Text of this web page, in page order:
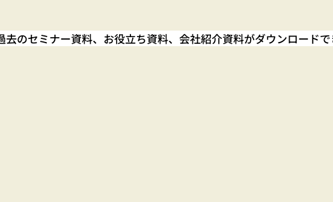
去のセミナー資料、お役立ち資料、会社紹介資料がダウンロード